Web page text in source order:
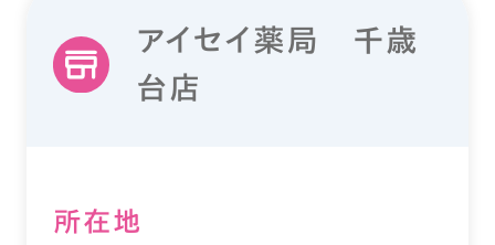
アイセイ薬局 千歳
台店
所在地